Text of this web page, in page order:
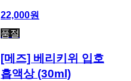
22,000원
품절
[메즈] 베리키위 입호
흡액상 (30ml)